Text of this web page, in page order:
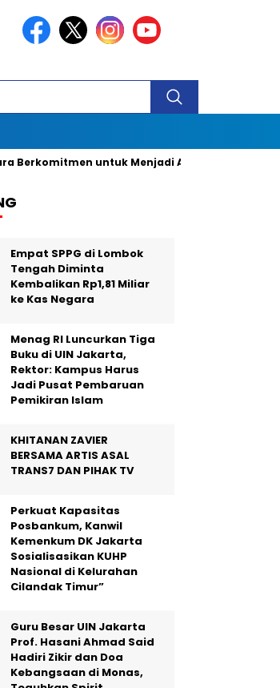
untuk Menjadi Advokat Spesialis dengan
Empat SPPG di Lombok
Tengah Diminta
Kembalikan Rp1,81 Miliar
ke Kas Negara
Menag RI Luncurkan Tiga
Buku di UIN Jakarta,
Rektor: Kampus Harus
Jadi Pusat Pembaruan
Pemikiran Islam
KHITANAN ZAVIER
BERSAMA ARTIS ASAL
TRANS7 DAN PIHAK TV
Perkuat Kapasitas
Posbankum, Kanwil
Kemenkum DK Jakarta
Sosialisasikan KUHP
Nasional di Kelurahan
Cilandak Timur”
Guru Besar UIN Jakarta
Prof. Hasani Ahmad Said
Hadiri Zikir dan Doa
Kebangsaan di Monas,